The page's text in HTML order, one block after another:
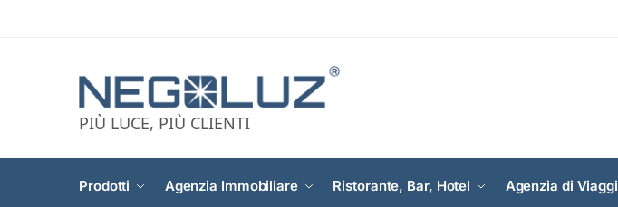
PIÙ LUCE, PIÙ CLIENTI
Prodotti Agenzia Immobiliare Ristorante, Bar, Hotel Agenzia di Viaggi